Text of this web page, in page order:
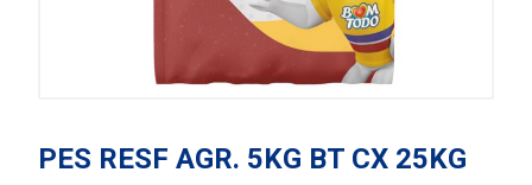
PES RESF AGR. 5KG BT CX 25KG